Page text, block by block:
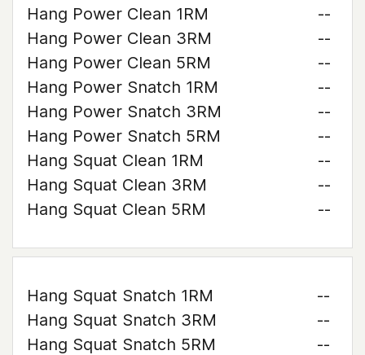
Hang Power Clean 1RM
--
Hang Power Clean 3RM
--
Hang Power Clean 5RM
--
Hang Power Snatch 1RM
--
Hang Power Snatch 3RM
--
Hang Power Snatch 5RM
--
Hang Squat Clean 1RM
--
Hang Squat Clean 3RM
--
Hang Squat Clean 5RM
--
Hang Squat Snatch 1RM
--
Hang Squat Snatch 3RM
--
Hang Squat Snatch 5RM
--